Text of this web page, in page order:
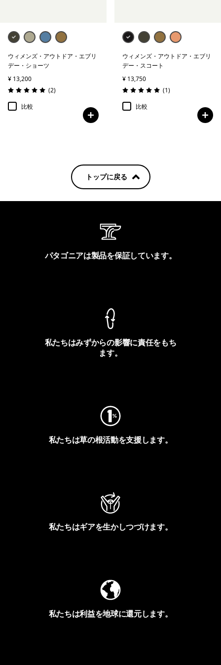
ウィメンズ・アウトドア・エブリ
デー・ショーツ
¥ 13,200
評価: 5.0 / 5
(2レビュー
)
比較
ウィメンズ・アウトドア・エブリ
デー・スコート
¥ 13,750
評価: 5.0 / 5
(1レビュー
)
比較
トップに戻る
パタゴニアは製品を保証しています。
私たちはみずからの影響に責任をもち
ます。
私たちは草の根活動を支援します。
私たちはギアを生かしつづけます。
私たちは利益を地球に還元します。